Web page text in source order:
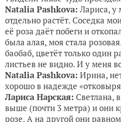
Natalia Pashkova: Лариса, у
отдельно растëт. Соседка
еë роза даëт побеги и
была алая, моя стала
баобаб, цветëт только один
листьев не видно. И у меня
Natalia Pashkova: Ирина,
хорошо в надежде
Лариса Нарская: Светлана,
выше (почти 3 метра) и они
розе. А на другой они